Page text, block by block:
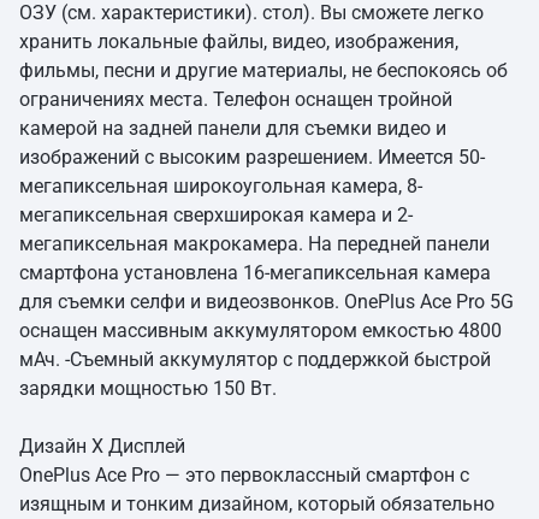
ОЗУ (см. характеристики). стол). Вы сможете легко
хранить локальные файлы, видео, изображения,
фильмы, песни и другие материалы, не беспокоясь об
ограничениях места. Телефон оснащен тройной
камерой на задней панели для съемки видео и
изображений с высоким разрешением. Имеется 50-
мегапиксельная широкоугольная камера, 8-
мегапиксельная сверхширокая камера и 2-
мегапиксельная макрокамера. На передней панели
смартфона установлена 16-мегапиксельная камера
для съемки селфи и видеозвонков. OnePlus Ace Pro 5G
оснащен массивным аккумулятором емкостью 4800
мАч. -Съемный аккумулятор с поддержкой быстрой
зарядки мощностью 150 Вт.
Дизайн X Дисплей
OnePlus Ace Pro — это первоклассный смартфон с
изящным и тонким дизайном, который обязательно